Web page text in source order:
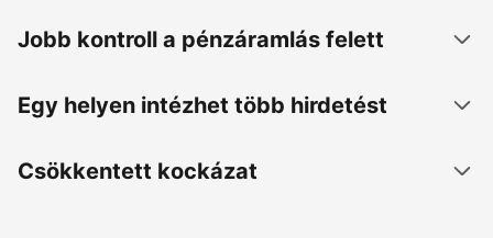
Jobb kontroll a pénzáramlás felett
Egy helyen intézhet több hirdetést
Csökkentett kockázat